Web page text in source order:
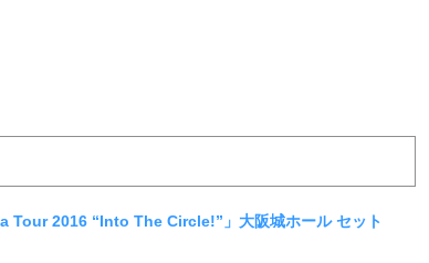
Tour 2016 “Into The Circle!”」大阪城ホール セット